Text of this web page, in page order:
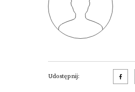
Udostępnij: